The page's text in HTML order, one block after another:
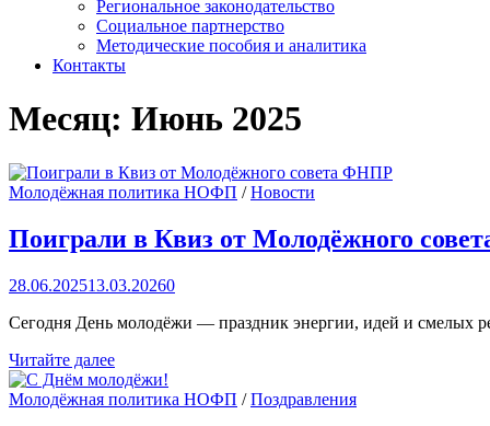
Региональное законодательство
Социальное партнерство
Методические пособия и аналитика
Контакты
Месяц: Июнь 2025
Молодёжная политика НОФП /Новости
Поиграли в Квиз от Молодёжного
28.06.202513.03.20260
Сегодня День молодёжи — праздник энергии, идей и смелых
Поиграли
в
Квиз
Читайте далее
Молодёжная политика НОФП /Поздравления